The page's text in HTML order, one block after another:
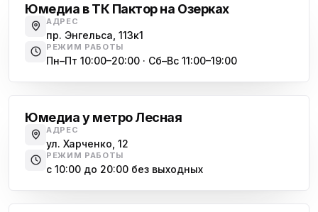
Юмедиа в ТК Пактор на Озерках
АДРЕС
пр. Энгельса, 113к1
РЕЖИМ РАБОТЫ
Пн–Пт 10:00–20:00 · Сб–Вс 11:00–19:00
Юмедиа у метро Лесная
АДРЕС
ул. Харченко, 12
РЕЖИМ РАБОТЫ
с 10:00 до 20:00 без выходных